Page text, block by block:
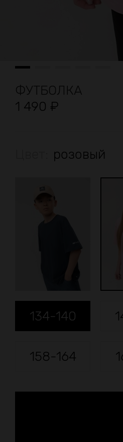
ФУТБОЛКА
1 490 ₽
розовый
134-140
158-164